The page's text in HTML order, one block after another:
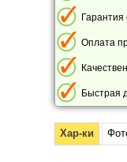
Гарантия
Оплата
Быстрая
Хар-ки